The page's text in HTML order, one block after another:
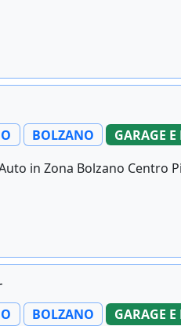
BOLZANO
GARAGE
in Zona Bolzano Centro
BOLZANO
GARAGE